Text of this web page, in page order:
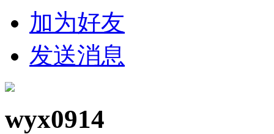
加为好友
发送消息
wyx0914